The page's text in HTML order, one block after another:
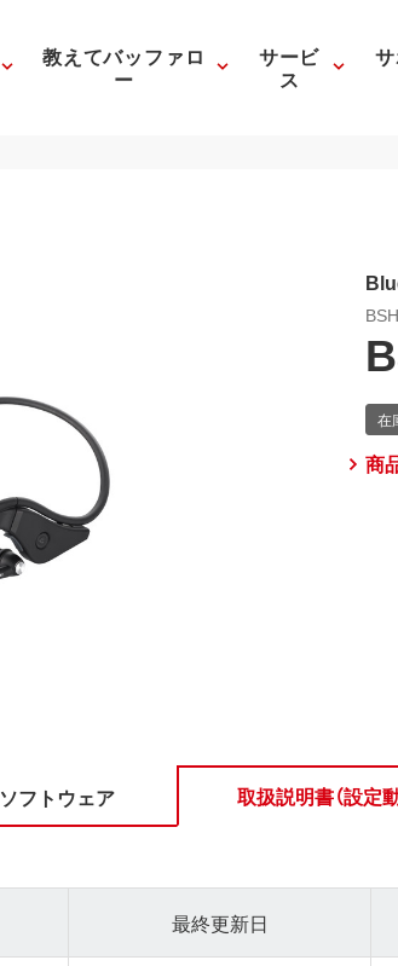
教えてバッファロ
ー
サービ
ス
商
ソフトウェア 取扱説明書（設定
最終更新日